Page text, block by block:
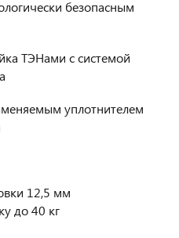
безопасным
ТЭНами с системой
уплотнителем
12,5 мм
до 40 кг